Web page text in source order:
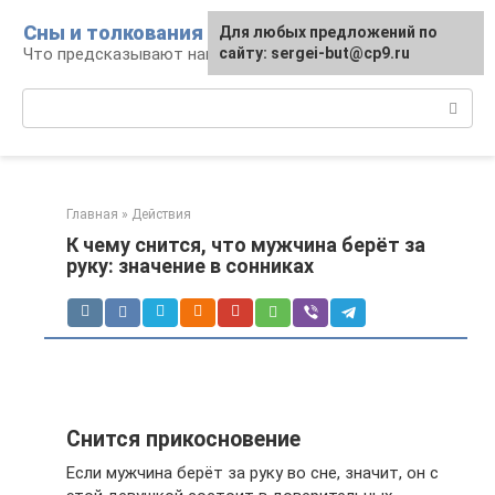
контенту
Сны и толкования
Что предсказывают нам наши сны
Главная » Действия
К чему снится, что мужчина берёт за
руку: значение в сонниках
Снится прикосновение
Если мужчина берёт за руку во сне, значит, он с
Для любых предложений по
сайту: sergei-but@cp9.ru